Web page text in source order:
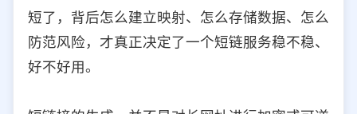
短了，背后怎么建立映射、怎么存储数据、怎么
防范风险，才真正决定了一个短链服务稳不稳、
好不好用。